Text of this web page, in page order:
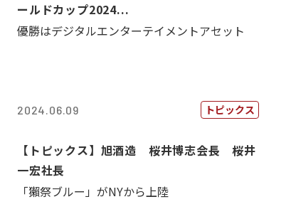
ールドカップ2024...
優勝はデジタルエンターテイメントアセット
2024.06.09 トピックス
【トピックス】旭酒造 桜井博志会長 桜井
一宏社長
「獺祭ブルー」がNYから上陸